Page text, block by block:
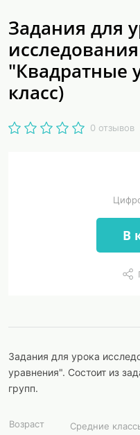
Задания для
"Квадратные
класс)
0 отзывов
В
Задания для урока
уравнения". Состоит из
групп.
Возраст
Средние